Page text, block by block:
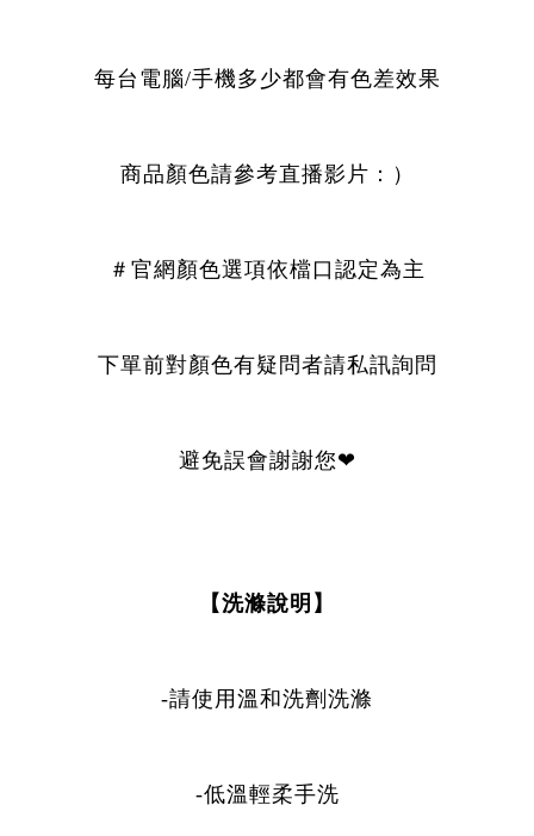
每台電腦/手機多少都會有色差效果
商品顏色請參考直播影片：）
＃官網顏色選項依檔口認定為主
下單前對顏色有疑問者請私訊詢問
避免誤會謝謝您❤
【洗滌說明】
-請使用溫和洗劑洗滌
-低溫輕柔手洗